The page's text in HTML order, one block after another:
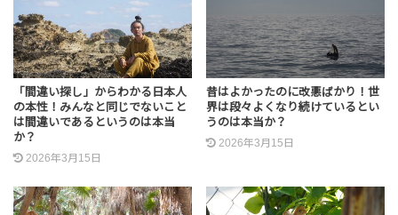
「間違い探し」からわかる日本人
の本性！みんなと同じでないこと
は間違いであるというのは本当
か？
2026年3月15日
昔はよかったのに改悪ばかり！世
界は段々よくなり続けているとい
うのは本当か？
2026年3月15日